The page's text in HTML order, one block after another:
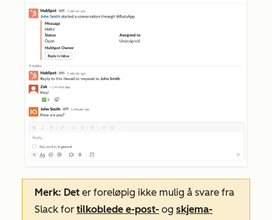
Merk: Det er foreløpig ikke mulig å svare fra
Slack for tilkoblede e-post- og skjema-